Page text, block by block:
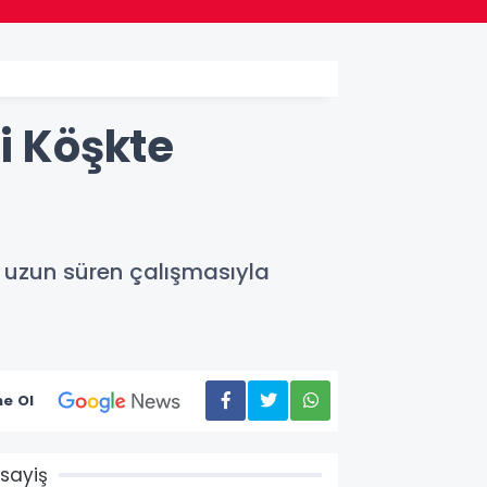
Köşkte
süren çalışmasıyla
Ol